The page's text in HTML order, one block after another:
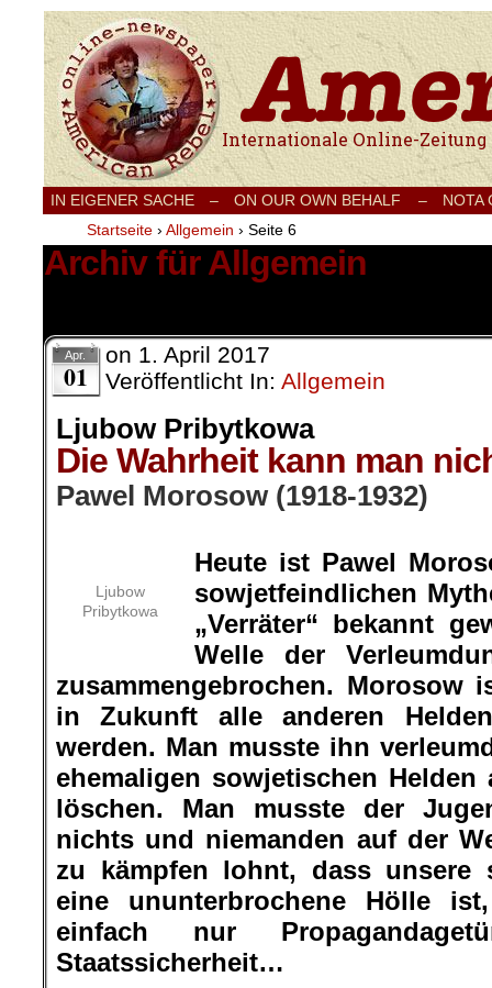
Internationale Onlinezeitung für Frieden,
IN EIGENER SACHE – ON OUR OWN BEHALF –
NOTA
Startseite › Allgemein › Seite 6
Archiv für Allgemein
Apr.
01
on 1. April 2017
Veröffentlicht In: Allgemein
Ljubow Pribytkowa
Die Wahrheit kann man
Pawel Morosow (1918-1932)
Ljubow
Pribytkowa
Heute ist Pawel
sowjetfeindlichen
„Verräter“ bekannt
Welle der
zusammengebrochen. Morosow
in Zukunft alle anderen
werden. Man musste ihn
ehemaligen sowjetischen
löschen. Man musste der
nichts und niemanden auf der
zu kämpfen lohnt, dass unsere
eine ununterbrochene Hölle
einfach nur
Staatssicherheit…